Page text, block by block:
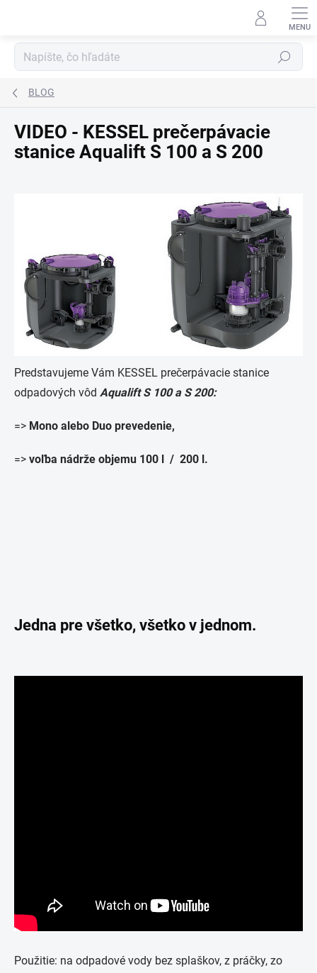
Hľadať
BLOG
VIDEO - KESSEL prečerpávacie
stanice Aqualift S 100 a S 200
Predstavujeme Vám KESSEL prečerpávacie stanice
odpadových vôd Aqualift S 100 a S 200:
=> Mono alebo Duo prevedenie,
=> voľba nádrže objemu 100 l / 200 l.
Jedna pre všetko, všetko v jednom.
Použitie: na odpadové vody bez splaškov, z práčky, zo